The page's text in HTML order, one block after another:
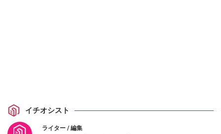
イチオシスト
ライター / 編集